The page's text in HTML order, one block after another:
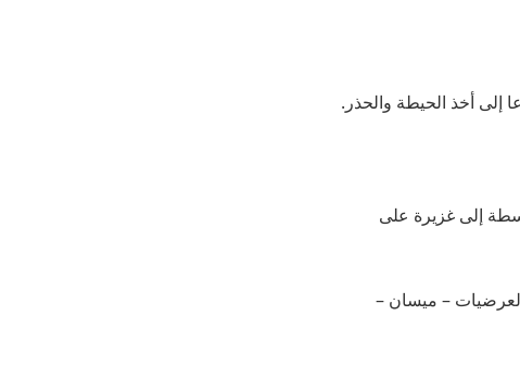
إلى أخذ الحيطة والحذر.
إلى غزيرة على
– ميسان –